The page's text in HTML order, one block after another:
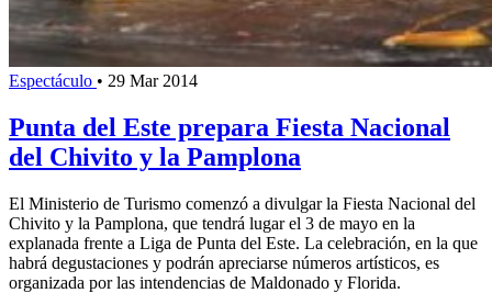
Espectáculo • 29 Mar 2014
Punta del Este prepara Fiesta Nacional
del Chivito y la Pamplona
El Ministerio de Turismo comenzó a divulgar la Fiesta Nacional del
Chivito y la Pamplona, que tendrá lugar el 3 de mayo en la
explanada frente a Liga de Punta del Este. La celebración, en la que
habrá degustaciones y podrán apreciarse números artísticos, es
organizada por las intendencias de Maldonado y Florida.